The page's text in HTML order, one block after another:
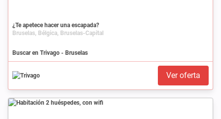
¿Te apetece hacer una escapada?
Bruselas, Bélgica, Bruselas-Capital
Buscar en Trivago - Bruselas
Ver oferta